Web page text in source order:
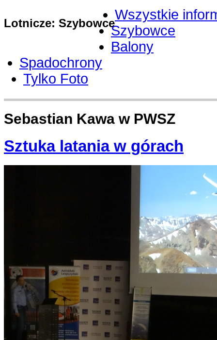
Lotnicze: Szybowce
Wszystkie
Szybowce
Balony
Spadochrony
Tylko Foto
Sebastian Kawa w PWSZ
Sztuka latania w górach